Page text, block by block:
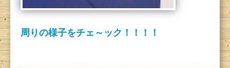
周りの様子をチェ～ック！！！！